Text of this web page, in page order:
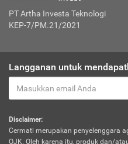
PT Artha Investa Teknologi
KEP-7/PM.21/2021
Langganan untuk
Disclaimer:
Cermati merupakan penyelenggara
OJK. Oleh karena itu, produk dan/